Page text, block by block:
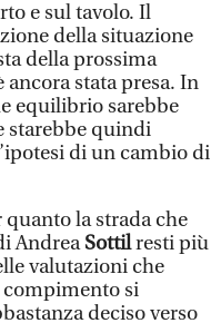
e sul tavolo. Il
della situazione
della prossima
ancora stata presa. In
equilibrio sarebbe
starebbe quindi
di un cambio di
la strada che
AndreaSottilresti più
valutazioni che
compimento si
deciso verso